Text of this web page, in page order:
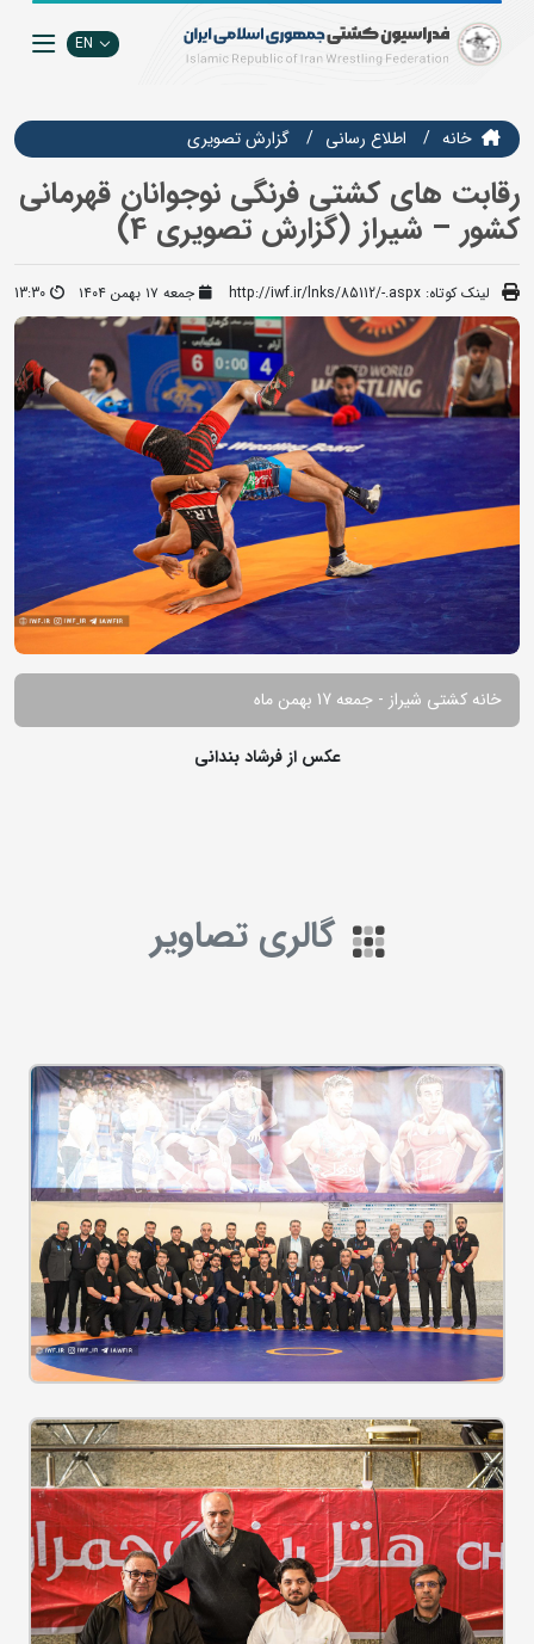
EN
خانه اطلاع رسانی گزارش تصويري
رقابت های کشتی فرنگی نوجوانان قهرمانی
کشور – شیراز (گزارش تصویری 4)
لینک کوتاه: http://iwf.ir/lnks/85112/-.aspx جمعه ۱۷ بهمن ۱۴۰۴ 13:30
خانه کشتی شیراز - جمعه 17 بهمن ماه
عکس از فرشاد بندانی
گالری تصاویر